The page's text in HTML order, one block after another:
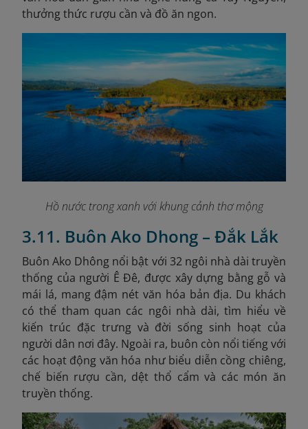
thưởng thức rượu cần và đồ ăn ngon.
Hồ nước trong xanh với khung cảnh thơ mộng
3.11. Buôn Ako Dhong – Đắk Lắk
Buôn Ako Dhông nổi bật với 32 ngôi nhà dài truyền
thống của người Ê Đê, được xây dựng bằng gỗ và
mái lá, mang đậm nét văn hóa bản địa. Du khách
có thể tham quan các ngôi nhà dài, tìm hiểu về
kiến trúc đặc trưng và đời sống sinh hoạt của
người dân nơi đây. Ngoài ra, buôn còn nổi tiếng với
các hoạt động văn hóa như biểu diễn cồng chiêng,
chế biến rượu cần, dệt thổ cẩm và các món ăn
truyền thống.